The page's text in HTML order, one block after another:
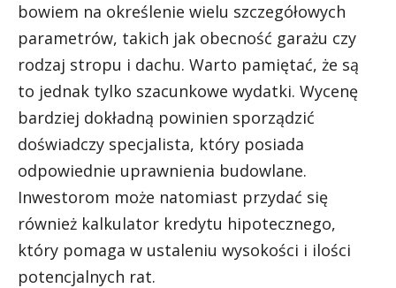
bowiem na określenie wielu szczegółowych
parametrów, takich jak obecność garażu czy
rodzaj stropu i dachu. Warto pamiętać, że są
to jednak tylko szacunkowe wydatki. Wycenę
bardziej dokładną powinien sporządzić
doświadczy specjalista, który posiada
odpowiednie uprawnienia budowlane.
Inwestorom może natomiast przydać się
również kalkulator kredytu hipotecznego,
który pomaga w ustaleniu wysokości i ilości
potencjalnych rat.